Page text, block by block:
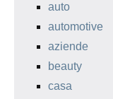
auto
automotive
aziende
beauty
casa